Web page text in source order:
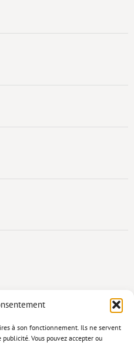
à son fonctionnement. Ils ne servent
Vous pouvez accepter ou